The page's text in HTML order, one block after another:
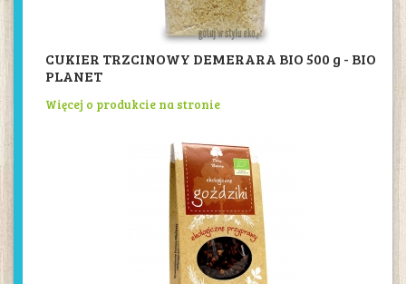
CUKIER TRZCINOWY DEMERARA BIO 500 g - BIO
PLANET
Więcej o produkcie na stronie